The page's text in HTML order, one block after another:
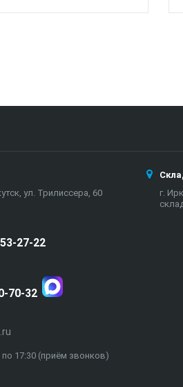
ул. Трилиссера, 60
г.
27-22
70-32
по 17:30 (приём звонков)